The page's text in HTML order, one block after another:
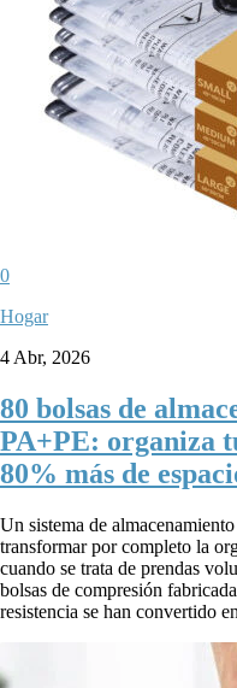
0
Hogar
4 Abr, 2026
80 bolsas de
PA+PE: organiza
80% más de
Un sistema de
transformar por completo la
cuando se trata de prendas
bolsas de compresión
resistencia se han convertido